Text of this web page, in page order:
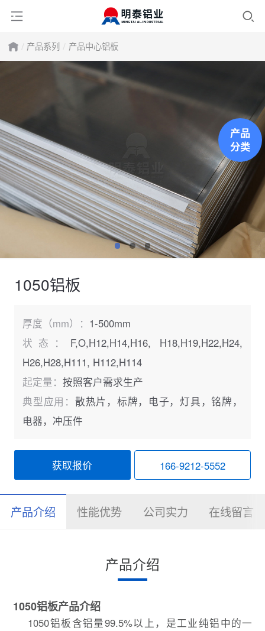
产品系列 产品中心铝板
产品
分类
1050铝板
厚度（mm）： 1-500mm
状态： F,O,H12,H14,H16, H18,H19,H22,H24,
H26,H28,H111, H112,H114
起定量：按照客户需求生产
典型应用： 散热片，标牌，电子，灯具，铭牌，
电器，冲压件
获取报价 166-9212-5552
产品介绍 性能优势 公司实力 在线留言
产品介绍
1050铝板产品介绍
1050铝板含铝量99.5%以上，是工业纯铝中的一